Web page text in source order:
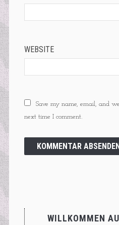
WEBSITE
Save my name, email, and
next time I comment.
WILLKOMMEN